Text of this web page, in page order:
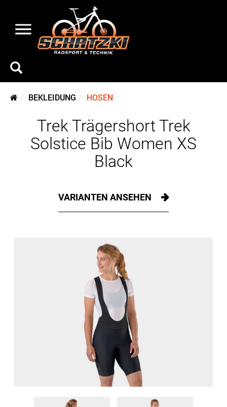
BEKLEIDUNG HOSEN
Trek Trägershort Trek
Solstice Bib Women XS
Black
VARIANTEN ANSEHEN